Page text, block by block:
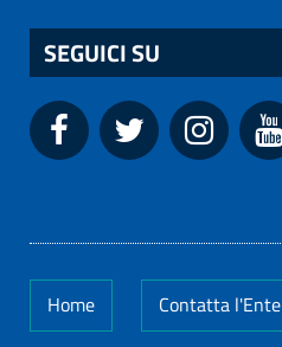
SEGUICI SU
Home Contatta l'Ente